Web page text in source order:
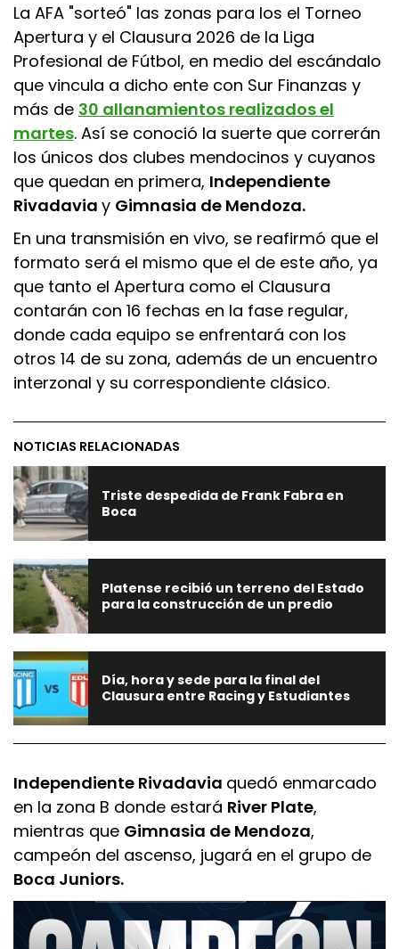
La AFA "sorteó" las zonas para los el Torneo
Apertura y el Clausura 2026 de la Liga
Profesional de Fútbol, en medio del escándalo
que vincula a dicho ente con Sur Finanzas y
más de 30 allanamientos realizados el
martes. Así se conoció la suerte que correrán
los únicos dos clubes mendocinos y cuyanos
que quedan en primera, Independiente
Rivadavia y Gimnasia de Mendoza.
En una transmisión en vivo, se reafirmó que el
formato será el mismo que el de este año, ya
que tanto el Apertura como el Clausura
contarán con 16 fechas en la fase regular,
donde cada equipo se enfrentará con los
otros 14 de su zona, además de un encuentro
interzonal y su correspondiente clásico.
NOTICIAS RELACIONADAS
Triste despedida de Frank Fabra en
Boca
Platense recibió un terreno del Estado
para la construcción de un predio
Día, hora y sede para la final del
Clausura entre Racing y Estudiantes
Independiente Rivadavia quedó enmarcado
en la zona B donde estará River Plate,
mientras que Gimnasia de Mendoza,
campeón del ascenso, jugará en el grupo de
Boca Juniors.